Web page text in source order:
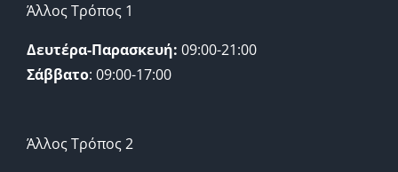
Άλλος Τρόπος 1
Δευτέρα-Παρασκευή: 09:00-21:00
Σάββατο: 09:00-17:00
Άλλος Τρόπος 2